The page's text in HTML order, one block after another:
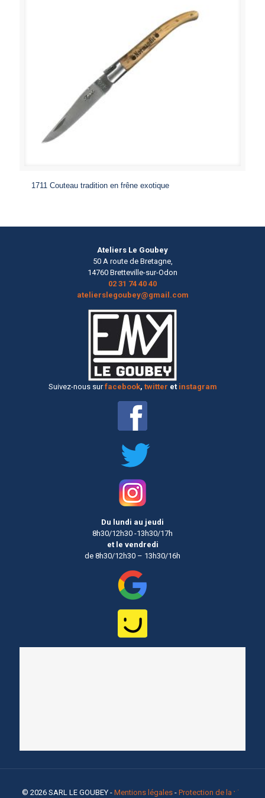
1711 Couteau tradition en frêne exotique
Ateliers Le Goubey
50 A route de Bretagne,
14760 Bretteville-sur-Odon
02 31 74 40 40
atelierslegoubey@gmail.com
Suivez-nous surfacebook, twitter et instagram
Du lundi au jeudi
8h30/12h30 -13h30/17h
et le vendredi
de 8h30/12h30 – 13h30/16h
© 2026 SARL LE GOUBEY - Mentions légales - Protection de la vie